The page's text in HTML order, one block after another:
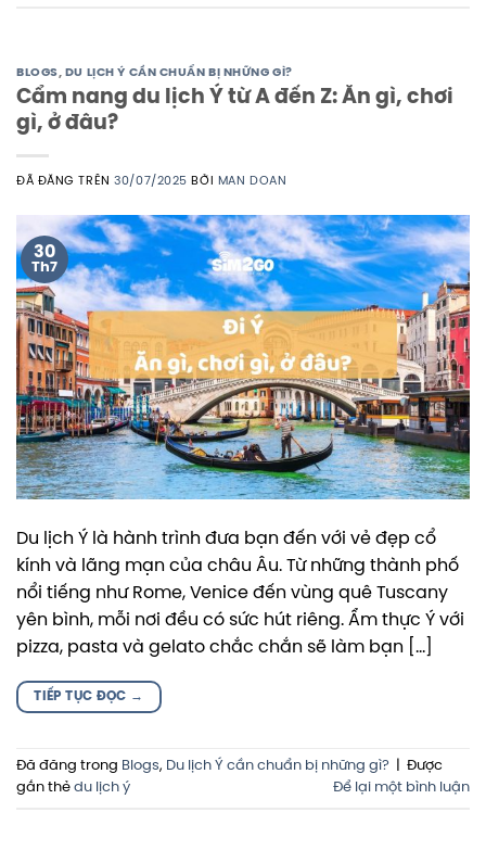
BLOGS, DU LỊCH Ý CẦN CHUẨN BỊ NHỮNG GÌ?
Cẩm nang du lịch Ý từ A đến Z: Ăn gì, chơi
gì, ở đâu?
ĐÃ ĐĂNG TRÊN30/07/2025 BỞI MAN DOAN
30
Th7
Du lịch Ý là hành trình đưa bạn đến với vẻ đẹp cổ
kính và lãng mạn của châu Âu. Từ những thành phố
nổi tiếng như Rome, Venice đến vùng quê Tuscany
yên bình, mỗi nơi đều có sức hút riêng. Ẩm thực Ý với
pizza, pasta và gelato chắc chắn sẽ làm bạn […]
TIẾP TỤC ĐỌC →
Đã đăng trong Blogs, Du lịch Ý cần chuẩn bị những gì?
Được
gắn thẻ du lịch ý Để lại một bình luận